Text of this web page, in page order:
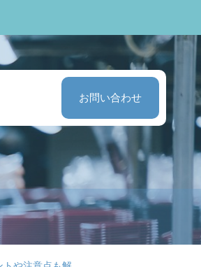
お問い合わせ